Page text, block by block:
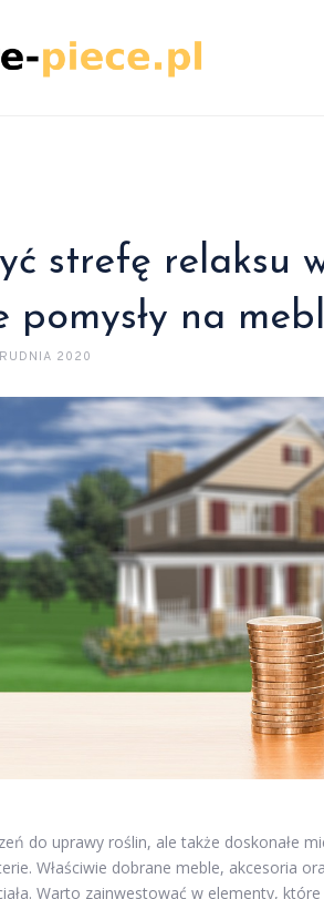
strefę relaksu
pomysły na
2020
do uprawy roślin, ale także doskonałe
Właściwie dobrane meble, akcesoria
Warto zainwestować w elementy,